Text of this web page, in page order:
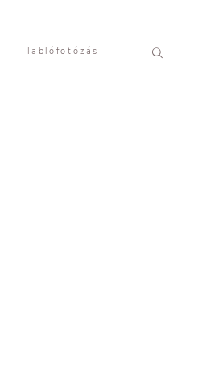
Tablófotózás